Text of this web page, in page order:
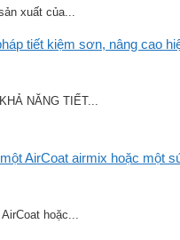
xuất của...
tiết kiệm sơn, nâng cao
NĂNG TIẾT...
AirCoat airmix hoặc một
hoặc...